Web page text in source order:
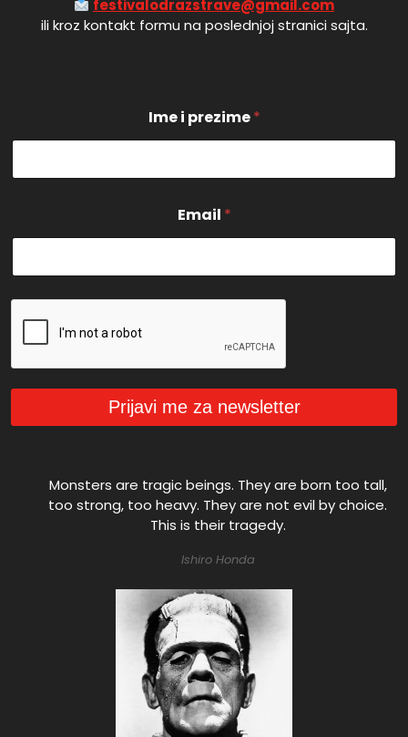
festivalodrazstrave@gmail.com
ili kroz kontakt formu na poslednjoj stranici sajta.
m
a
l
E
m
a
l
Ime i prezime*
Email *
Prijavi me za newsletter
Monsters are tragic beings. They are born too tall,
too strong, too heavy. They are not evil by choice.
This is their tragedy.
Ishiro Honda